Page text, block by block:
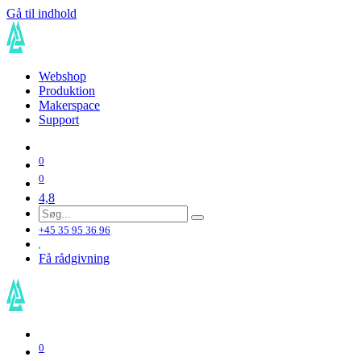
Gå til indhold
Webshop
Produktion
Makerspace
Support
0
0
4,8
+45 35 95 36 96
Få rådgivning
0